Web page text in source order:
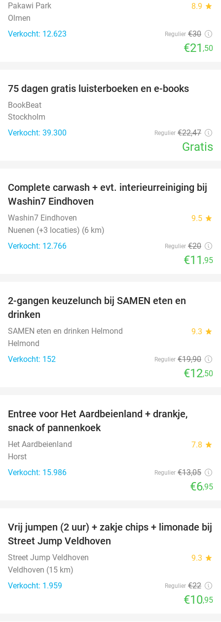
Pakawi Park 8.9 star
Olmen
Verkocht: 12.623
Regulier €30
€21 ,50
75 dagen gratis luisterboeken en e-books
BookBeat
Stockholm
Verkocht: 39.300
Regulier €22,47
Gratis
40%
Complete carwash + evt. interieurreiniging bij
Washin7 Eindhoven
Washin7 Eindhoven 9.5 star
Nuenen (+3 locaties) (6 km)
Verkocht: 12.766
Regulier €20
€11 ,95
2-gangen keuzelunch bij SAMEN eten en
drinken
SAMEN eten en drinken Helmond 9.3 star
Helmond
Verkocht: 152
Regulier €19,90
€12,50
Entree voor Het Aardbeienland + drankje,
snack of pannenkoek
Het Aardbeienland 7.8 star
Horst
Verkocht: 15.986
Regulier €13,05
€6,95
50%
Vrij jumpen (2 uur) + zakje chips + limonade bij
Street Jump Veldhoven
Street Jump Veldhoven 9.3 star
Veldhoven (15 km)
Verkocht: 1.959
Regulier €22
€10,95